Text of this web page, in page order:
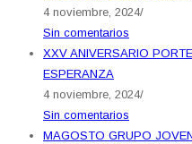
4 noviembre, 2024/
Sin comentarios
XXV ANIVERSARIO
ESPERANZA
4 noviembre, 2024/
Sin comentarios
MAGOSTO GRUPO